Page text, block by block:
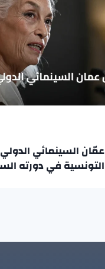
السينمائي
في دورته